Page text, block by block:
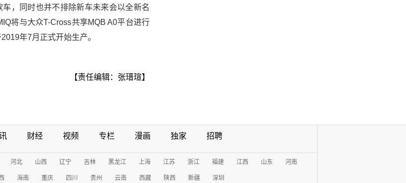
，同时也并不排除新车未来会以全新名
将与大众T-Cross共享MQB A0平台进行
年7月正式开始生产。
【责任编辑：张瑨瑄】
财经 视频 专栏 漫画 独家 招聘
河北 山西 辽宁 吉林 黑龙江 上海 江苏 浙江 福建 江西 山东 河南
海南 重庆 四川 贵州 云南 西藏 陕西 新疆 深圳